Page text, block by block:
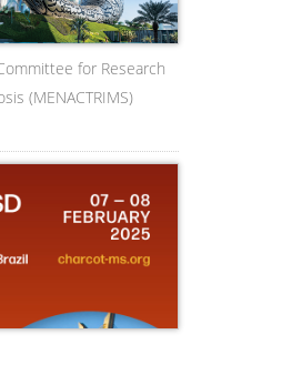
for Research
(MENACTRIMS)